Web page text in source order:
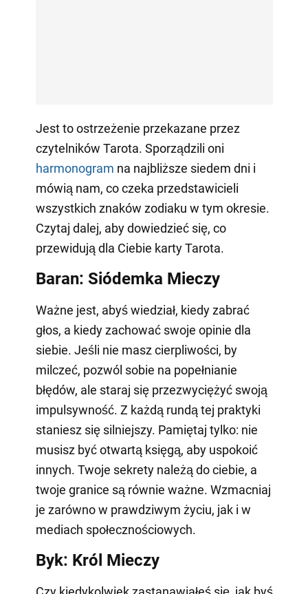
Jest to ostrzeżenie przekazane przez
czytelników Tarota. Sporządzili oni
harmonogram na najbliższe siedem dni i
mówią nam, co czeka przedstawicieli
wszystkich znaków zodiaku w tym okresie.
Czytaj dalej, aby dowiedzieć się, co
przewidują dla Ciebie karty Tarota.
Baran: Siódemka Mieczy
Ważne jest, abyś wiedział, kiedy zabrać
głos, a kiedy zachować swoje opinie dla
siebie. Jeśli nie masz cierpliwości, by
milczeć, pozwól sobie na popełnianie
błędów, ale staraj się przezwyciężyć swoją
impulsywność. Z każdą rundą tej praktyki
staniesz się silniejszy. Pamiętaj tylko: nie
musisz być otwartą księgą, aby uspokoić
innych. Twoje sekrety należą do ciebie, a
twoje granice są równie ważne. Wzmacniaj
je zarówno w prawdziwym życiu, jak i w
mediach społecznościowych.
Byk: Król Mieczy